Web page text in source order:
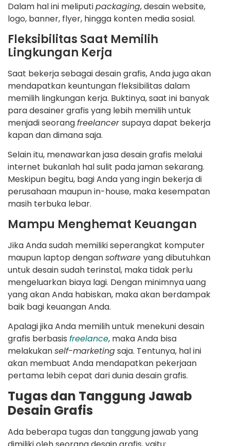
Dalam hal ini meliputipackaging, desain website,
logo, banner, flyer, hingga konten media sosial.
Fleksibilitas Saat Memilih
Lingkungan Kerja
Saat bekerja sebagai desain grafis, Anda juga akan
mendapatkan keuntungan fleksibilitas dalam
memilih lingkungan kerja. Buktinya, saat ini banyak
para desainer grafis yang lebih memilih untuk
menjadi seorangfreelancersupaya dapat bekerja
kapan dan dimana saja.
Selain itu, menawarkan jasa desain grafis melalui
internet bukanlah hal sulit pada jaman sekarang.
Meskipun begitu, bagi Anda yang ingin bekerja di
perusahaan maupun in-house, maka kesempatan
masih terbuka lebar.
Mampu Menghemat Keuangan
Jika Anda sudah memiliki seperangkat komputer
maupun laptop dengansoftware yang dibutuhkan
untuk desain sudah terinstal, maka tidak perlu
mengeluarkan biaya lagi. Dengan minimnya uang
yang akan Anda habiskan, maka akan berdampak
baik bagi keuangan Anda.
Apalagi jika Anda memilih untuk menekuni desain
grafis berbasis freelance, maka Anda bisa
melakukanself-marketingsaja. Tentunya, hal ini
akan membuat Anda mendapatkan pekerjaan
pertama lebih cepat dari dunia desain grafis.
Tugas dan Tanggung Jawab
Desain Grafis
Ada beberapa tugas dan tanggung jawab yang